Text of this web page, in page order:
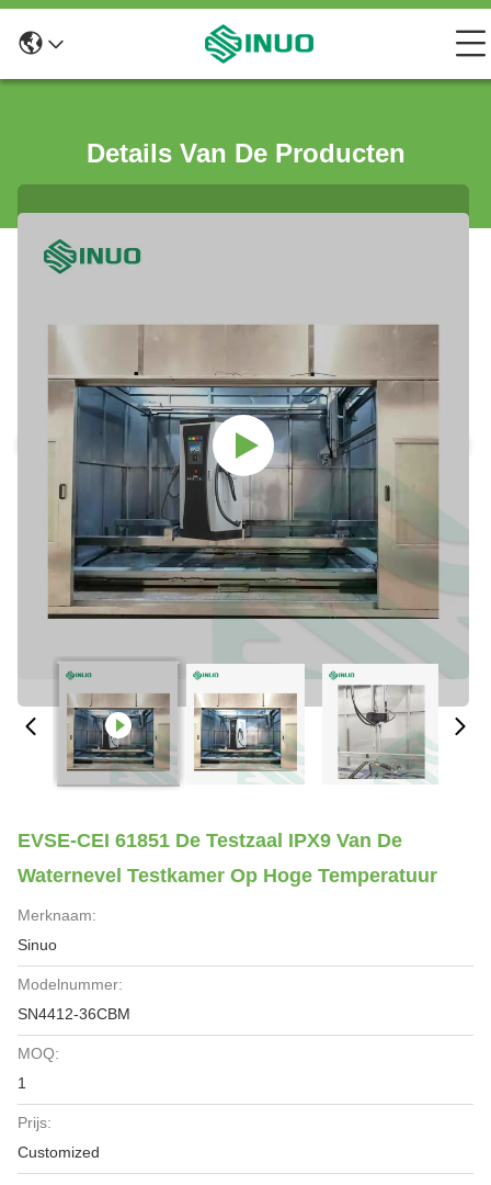
Details Van De Producten
EVSE-CEI 61851 De Testzaal IPX9 Van De
Waternevel Testkamer Op Hoge Temperatuur
Merknaam:
Sinuo
Modelnummer:
SN4412-36CBM
MOQ:
1
Prijs:
Customized